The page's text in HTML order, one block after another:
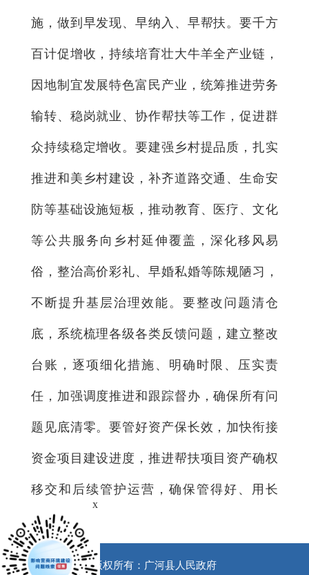
施，做到早发现、早纳入、早帮扶。要千方
百计促增收，持续培育壮大牛羊全产业链，
因地制宜发展特色富民产业，统筹推进劳务
输转、稳岗就业、协作帮扶等工作，促进群
众持续稳定增收。要建强乡村提品质，扎实
推进和美乡村建设，补齐道路交通、生命安
防等基础设施短板，推动教育、医疗、文化
等公共服务向乡村延伸覆盖，深化移风易
俗，整治高价彩礼、早婚私婚等陈规陋习，
不断提升基层治理效能。要整改问题清仓
底，系统梳理各级各类反馈问题，建立整改
台账，逐项细化措施、明确时限、压实责
任，加强调度推进和跟踪督办，确保所有问
题见底清零。要管好资产保长效，加快衔接
资金项目建设进度，推进帮扶项目资产确权
移交和后续管护运营，确保管得好、用长
远。
版权所有：广河县人民政府
x